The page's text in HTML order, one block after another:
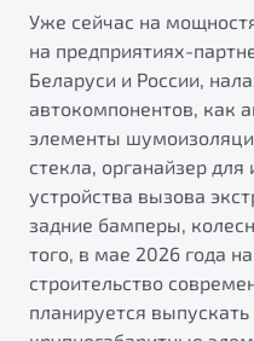
Уже сейчас на
на предприятиях-
Беларуси и России,
автокомпонентов, как
элементы
стекла, органайзер
устройства вызова
задние бамперы,
того, в мае 2026 года
строительство
планируется